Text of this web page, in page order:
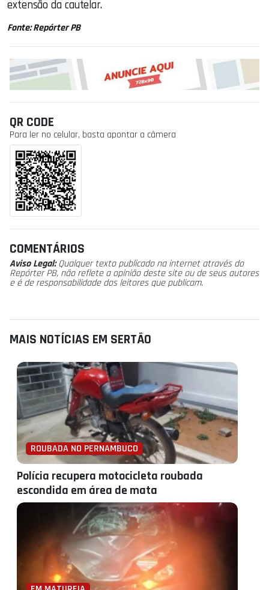
extensão da cautelar.
Fonte: Repórter PB
QR CODE
Para ler no celular, basta apontar a câmera
COMENTÁRIOS
Aviso Legal:Qualquer texto publicado na internet através do
Repórter PB, não reflete a opinião deste site ou de seus autores
e é de responsabilidade dos leitores que publicam.
MAIS NOTÍCIAS EM SERTÃO
ROUBADA NO PERNAMBUCO
Polícia recupera motocicleta roubada
escondida em área de mata